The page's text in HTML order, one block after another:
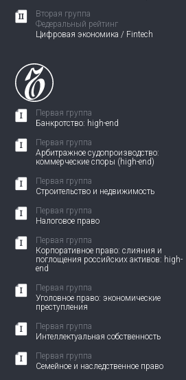
Вторая группа
Федеральный рейтинг
Цифровая экономика / Fintech
Первая группа
Банкротство: high-end
Первая группа
Арбитражное судопроизводство:
коммерческие споры (high-end)
Первая группа
Строительство и недвижимость
Первая группа
Налоговое право
Первая группа
Корпоративное право: слияния и
поглощения российских активов: high-
end
Первая группа
Уголовное право: экономические
преступления
Первая группа
Интеллектуальная собственность
Первая группа
Семейное и наследственное право